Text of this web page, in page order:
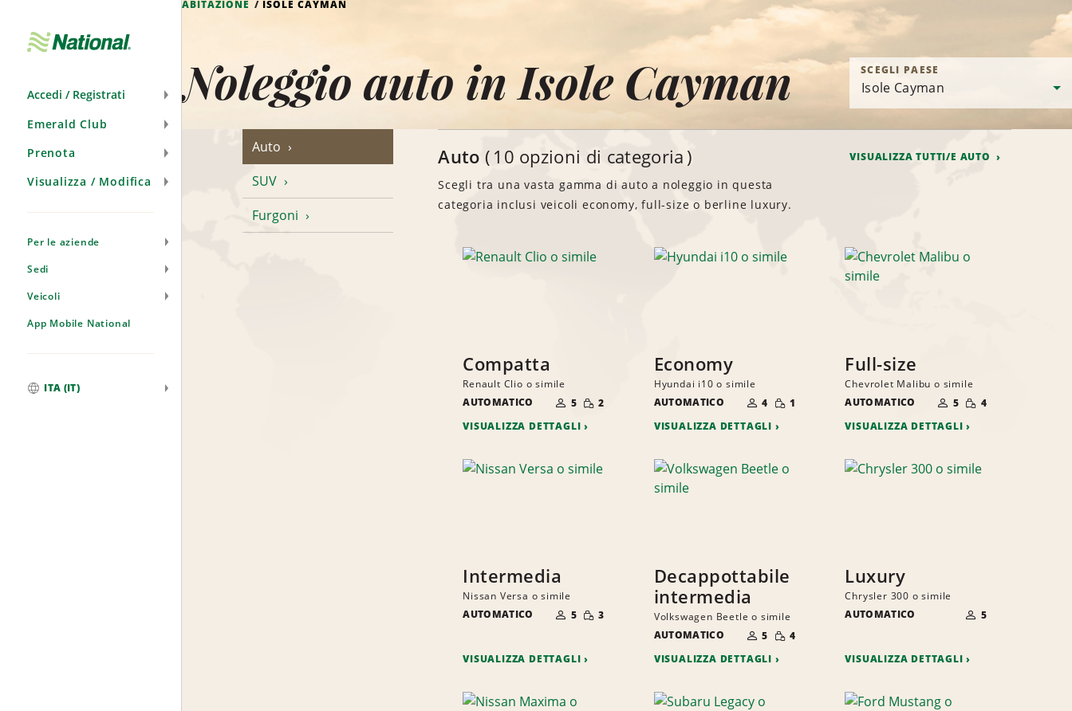
Accedi / Registrati
Emerald Club
Prenota
Visualizza / Modifica
Per le aziende
Sedi
Veicoli
App Mobile National
ITA (IT)
ABITAZIONE ISOLE CAYMAN
Noleggio auto in Isole Cayman SCEGLI PAESE
Auto
SUV
Furgoni
Auto 10 opzioni di categoria
Scegli tra una vasta gamma di auto a noleggio in questa
categoria inclusi veicoli economy, full-size o berline luxury.
VISUALIZZA TUTTI/E AUTO
Compatta
Renault Clio o simile
AUTOMATICO
DI
PERSONE
5 QUANTITÀ
RIDOTTA
2
VISUALIZZA DETTAGLI
Economy
Hyundai i10 o simile
AUTOMATICO
DI
PERSONE
4 QUANTITÀ
RIDOTTA
1
VISUALIZZA DETTAGLI
Full-size
Chevrolet Malibu o simile
AUTOMATICO
DI
PERSONE
5 QUANTITÀ
RIDOTTA
4
VISUALIZZA DETTAGLI
Intermedia
Nissan Versa o simile
AUTOMATICO
DI
PERSONE
5 QUANTITÀ
RIDOTTA
3
VISUALIZZA DETTAGLI
Decappottabile
intermedia
Volkswagen Beetle o simile
AUTOMATICO
DI
PERSONE
5 QUANTITÀ
RIDOTTA
4
VISUALIZZA DETTAGLI
Luxury
Chrysler 300 o simile
AUTOMATICO
DI
PERSONE
5
VISUALIZZA DETTAGLI